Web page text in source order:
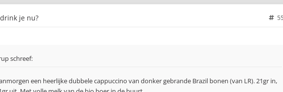
je nu?
schreef:
een heerlijke dubbele cappuccino van donker gebrande Brazil bonen (van LR). 21gr in,